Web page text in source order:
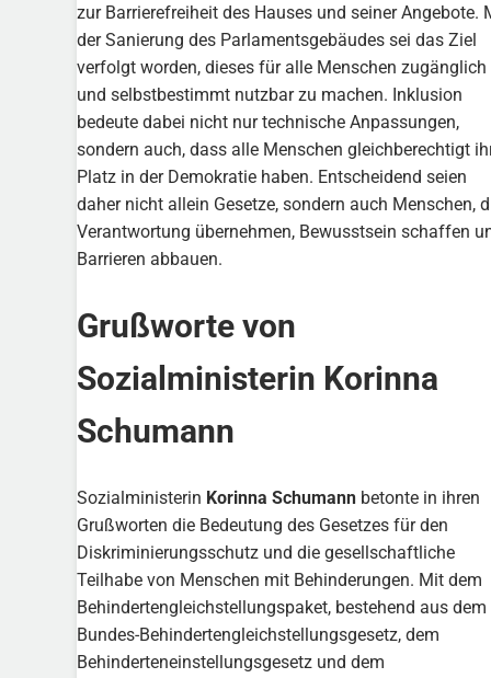
zur Barrierefreiheit des Hauses und seiner Angebote.
der Sanierung des Parlamentsgebäudes sei das Ziel
verfolgt worden, dieses für alle Menschen zugänglich
und selbstbestimmt nutzbar zu machen. Inklusion
bedeute dabei nicht nur technische Anpassungen,
sondern auch, dass alle Menschen gleichberechtigt
Platz in der Demokratie haben. Entscheidend seien
daher nicht allein Gesetze, sondern auch Menschen,
Verantwortung übernehmen, Bewusstsein schaffen
Barrieren abbauen.
Grußworte von
Sozialministerin Korinna
Schumann
Sozialministerin Korinna Schumann betonte in ihren
Grußworten die Bedeutung des Gesetzes für den
Diskriminierungsschutz und die gesellschaftliche
Teilhabe von Menschen mit Behinderungen. Mit dem
Behindertengleichstellungspaket, bestehend aus dem
Bundes-Behindertengleichstellungsgesetz, dem
Behinderteneinstellungsgesetz und dem